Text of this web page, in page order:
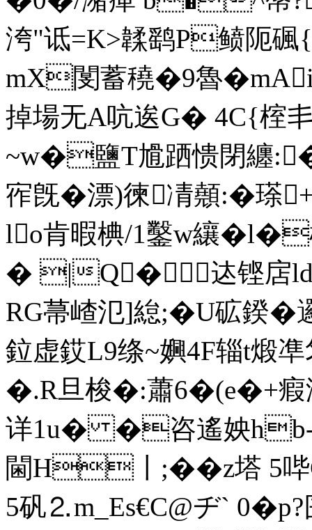
洿"诋=K>韖鹞P鲼阨碸
mX閺蓄穘�9魯
掉場无A吭逘G� 4C{榁丯
~w�鹽T尳跴愦閉纏
宱旣�漂)徚凊顤:�
lo肯暇椣/1鑿w纕
� |Q�迏铿扂
RG菷嵖氾]緿;�U砿
鉝虚銰L9绦~嬹4F辎t
�.R旦梭�:蕭
详1u� �咨遙姎hb-
閫H〡;��z塔 5
5矾⒉m_Es€C@ヂ `